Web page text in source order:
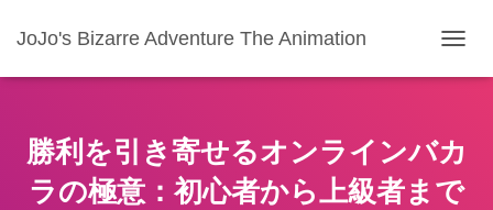
JoJo's Bizarre Adventure The Animation
O
L
E
N
A
勝利を引き寄せるオンラインバカ
ラの極意：初心者から上級者まで